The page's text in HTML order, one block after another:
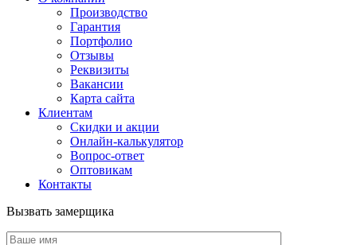
Производство
Гарантия
Портфолио
Отзывы
Реквизиты
Вакансии
Карта сайта
Клиентам
Скидки и акции
Онлайн-калькулятор
Вопрос-ответ
Оптовикам
Контакты
Вызвать замерщика